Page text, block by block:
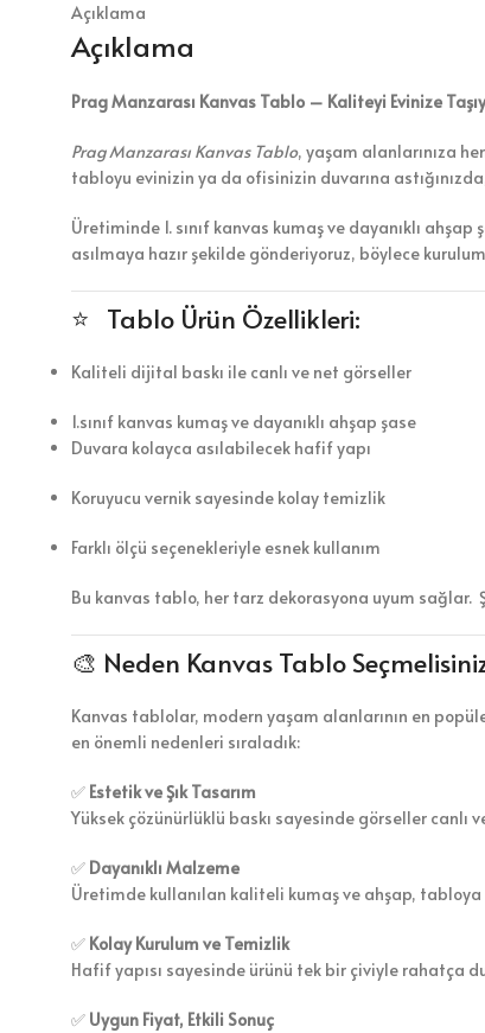
Açıklama
Açıklama
Prag Manzarası Kanvas Tablo – Kaliteyi Evinize
Prag Manzarası Kanvas Tablo, yaşam alanlarınıza
tabloyu evinizin ya da ofisinizin duvarına
Üretiminde 1. sınıf kanvas kumaş ve dayanıklı
asılmaya hazır şekilde gönderiyoruz, böylece
⭐ Tablo Ürün Özellikleri:
Kaliteli dijital baskı ile canlı ve net görseller
1.sınıf kanvas kumaş ve dayanıklı ahşap şase
Duvara kolayca asılabilecek hafif yapı
Koruyucu vernik sayesinde kolay temizlik
Farklı ölçü seçenekleriyle esnek kullanım
Bu kanvas tablo, her tarz dekorasyona uyum sağlar.
🎨 Neden Kanvas Tablo
Kanvas tablolar, modern yaşam alanlarının en
en önemli nedenleri sıraladık:
✅ Estetik ve Şık Tasarım
Yüksek çözünürlüklü baskı sayesinde görseller canlı
✅ Dayanıklı Malzeme
Üretimde kullanılan kaliteli kumaş ve ahşap, tabloya
✅ Kolay Kurulum ve Temizlik
Hafif yapısı sayesinde ürünü tek bir çiviyle rahatça
✅ Uygun Fiyat, Etkili Sonuç